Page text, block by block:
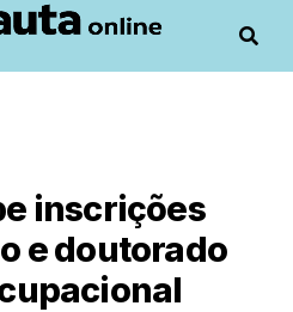
inscrições
e doutorado